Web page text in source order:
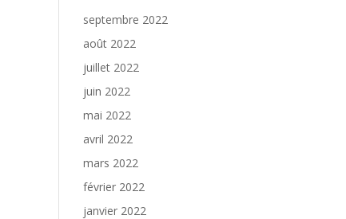
septembre 2022
août 2022
juillet 2022
juin 2022
mai 2022
avril 2022
mars 2022
février 2022
janvier 2022